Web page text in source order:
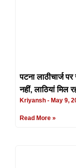
पटना लाठीचार्ज
नहीं, लाठियां मिल
Kriyansh May 9,
Read More »